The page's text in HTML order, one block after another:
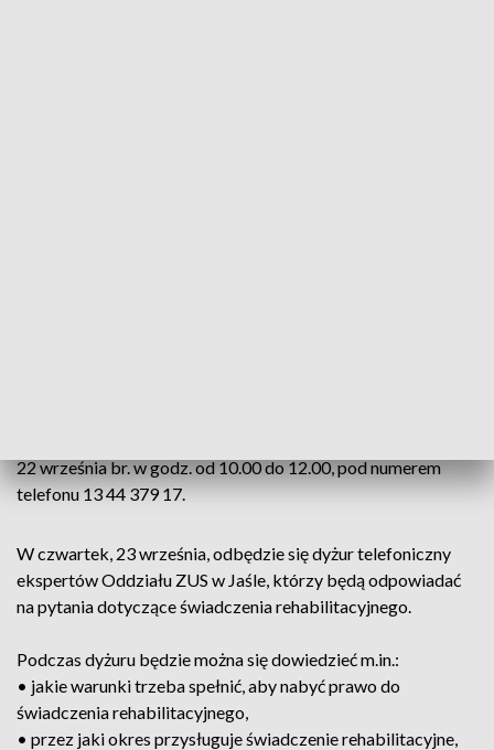
22 września br. w godz. od 10.00 do 12.00, pod numerem
telefonu 13 44 379 17.
W czwartek, 23 września, odbędzie się dyżur telefoniczny
ekspertów Oddziału ZUS w Jaśle, którzy będą odpowiadać
na pytania dotyczące świadczenia rehabilitacyjnego.
Podczas dyżuru będzie można się dowiedzieć m.in.:
• jakie warunki trzeba spełnić, aby nabyć prawo do
świadczenia rehabilitacyjnego,
• przez jaki okres przysługuje świadczenie rehabilitacyjne,